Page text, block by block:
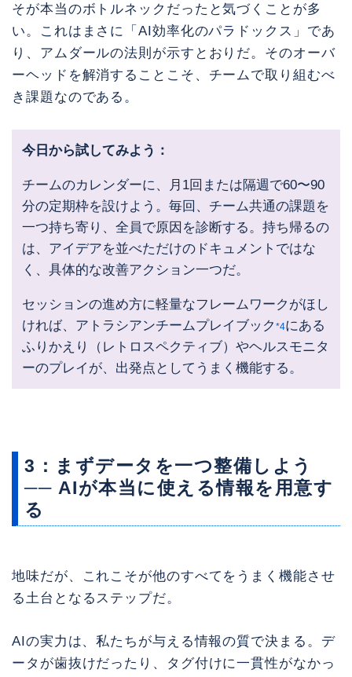
そが本当のボトルネックだったと気づくことが多
い。これはまさに「AI効率化のパラドックス」であ
り、アムダールの法則が示すとおりだ。そのオーバ
ーヘッドを解消することこそ、チームで取り組むべ
き課題なのである。
今日から試してみよう：
チームのカレンダーに、月1回または隔週で60〜90
分の定期枠を設けよう。毎回、チーム共通の課題を
一つ持ち寄り、全員で原因を診断する。持ち帰るの
は、アイデアを並べただけのドキュメントではな
く、具体的な改善アクション一つだ。
セッションの進め方に軽量なフレームワークがほし
ければ、アトラシアンチームプレイブック*4にある
ふりかえり（レトロスペクティブ）やヘルスモニタ
ーのプレイが、出発点としてうまく機能する。
3：まずデータを一つ整備しよう
── AIが本当に使える情報を用意す
る
地味だが、これこそが他のすべてをうまく機能させ
る土台となるステップだ。
AIの実力は、私たちが与える情報の質で決まる。デ
ータが歯抜けだったり、タグ付けに一貫性がなかっ